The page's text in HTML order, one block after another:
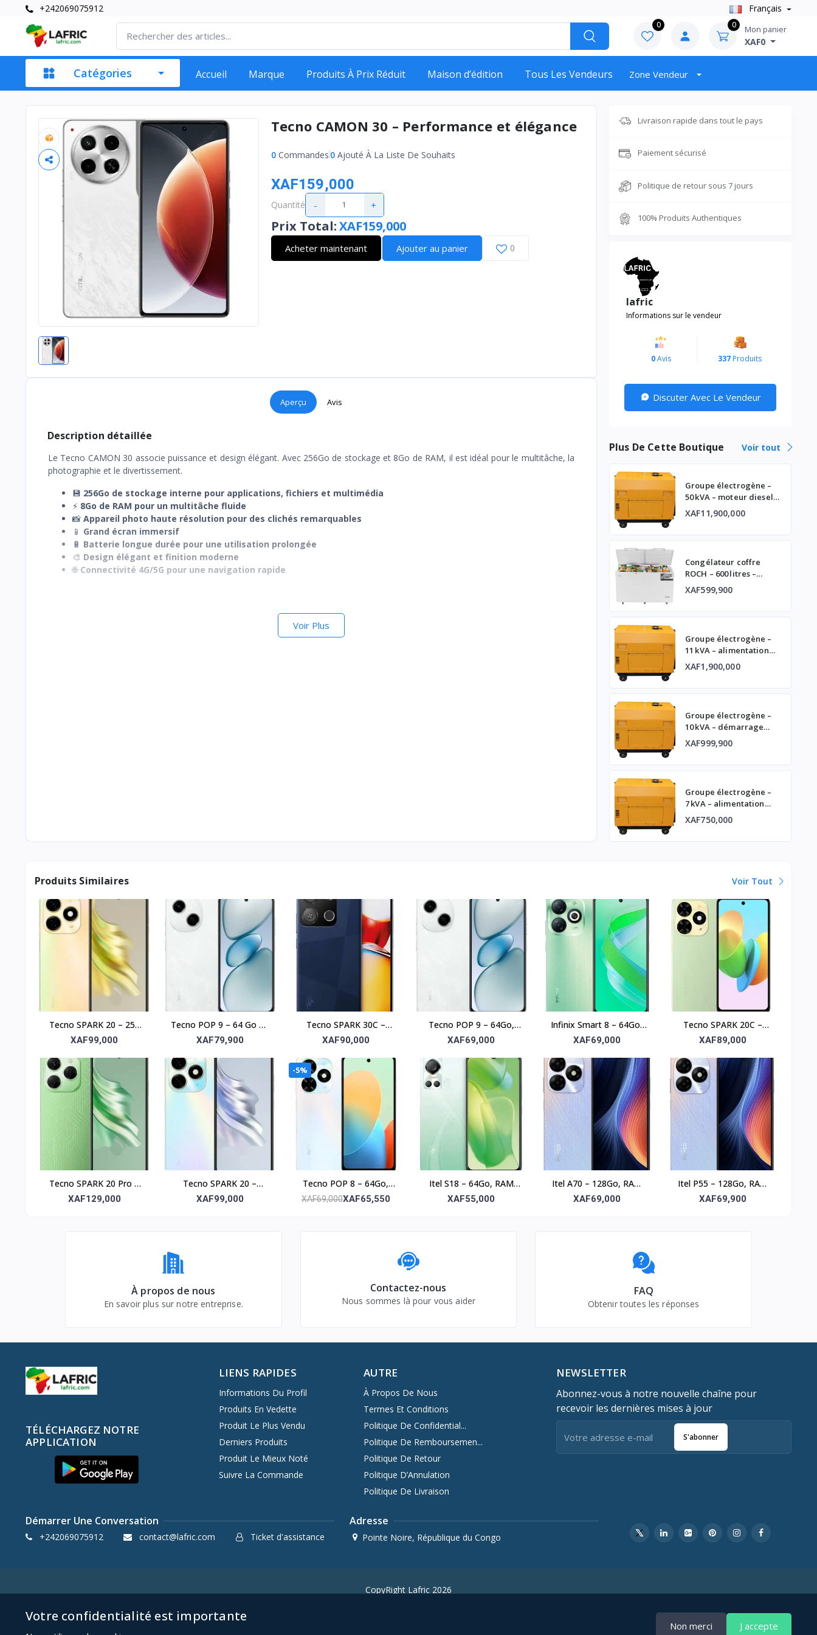
+242069075912 Français
0 0 Mon panier
XAF0
Catégories Accueil Marque Produits À Prix Réduit Maison d’édition Tous Les Vendeurs Zone Vendeur
Tecno CAMON 30 – Performance et élégance
0Commandes 0Ajouté À La Liste De Souhaits
XAF159,000
Quantité - +
Prix Total:XAF159,000
Acheter maintenant Ajouter au panier 0
Aperçu Avis
Description détaillée
Le Tecno CAMON 30 associe puissance et design élégant. Avec 256Go de stockage et 8Go de RAM, il est idéal pour le multitâche, la
photographie et le divertissement.
💾 256Go de stockage interne pour applications, fichiers et multimédia
⚡ 8Go de RAM pour un multitâche fluide
📸 Appareil photo haute résolution pour des clichés remarquables
📱 Grand écran immersif
🔋 Batterie longue durée pour une utilisation prolongée
🎨 Design élégant et finition moderne
🌐 Connectivité 4G/5G pour une navigation rapide
Voir Plus
Livraison rapide dans tout le pays
Paiement sécurisé
Politique de retour sous 7 jours
100% Produits Authentiques
lafric
Informations sur le vendeur
0Avis 337 Produits
Discuter Avec Le Vendeur
Plus De Cette Boutique Voir tout
Groupe électrogène –
50 kVA – moteur diesel
industriel
XAF11,900,000
Congélateur coffre
ROCH – 600 litres –
double porte
XAF599,900
Groupe électrogène –
11 kVA – alimentation
fiable
XAF1,900,000
Groupe électrogène –
10 kVA – démarrage
automatique et
affichage digital
XAF999,900
Groupe électrogène –
7 kVA – alimentation
fiable
XAF750,000
Produits Similaires Voir Tout
Tecno SPARK 20 – 256
Go, 8 Go RAM, écran
XAF99,000
Tecno POP 9 – 64 Go de
stockage, 3 Go de RAM
XAF79,900
Tecno SPARK 30C –
128Go, RAM 4Go, écran
XAF90,000
Tecno POP 9 – 64Go,
RAM 3Go, écran 6.6’’
XAF69,000
Infinix Smart 8 – 64Go,
RAM 4Go, écran 6.6’’
XAF69,000
Tecno SPARK 20C –
256Go, RAM 4Go, écran
XAF89,000
Tecno SPARK 20 Pro –
256Go, RAM 8Go, écran
XAF129,000
Tecno SPARK 20 –
128Go, RAM 8Go, écran
XAF99,000
-5%
Tecno POP 8 – 64Go,
RAM 3Go, écran 6.6’’
XAF69,000XAF65,550
Itel S18 – 64Go, RAM
4Go, Photo 8MP, écran
XAF55,000
Itel A70 – 128Go, RAM
8Go, écran 6.6’’
XAF69,000
Itel P55 – 128Go, RAM
4Go, écran 6.6’’
XAF69,900
À propos de nous
En savoir plus sur notre entreprise.
Contactez-nous
Nous sommes là pour vous aider
FAQ
Obtenir toutes les réponses
TÉLÉCHARGEZ NOTRE
APPLICATION
LIENS RAPIDES
Informations Du Profil
Produits En Vedette
Produit Le Plus Vendu
Derniers Produits
Produit Le Mieux Noté
Suivre La Commande
AUTRE
À Propos De Nous
Termes Et Conditions
Politique De Confidential...
Politique De Remboursemen...
Politique De Retour
Politique D’Annulation
Politique De Livraison
NEWSLETTER
Abonnez-vous à notre nouvelle chaîne pour
recevoir les dernières mises à jour
S'abonner
Démarrer Une Conversation
+242069075912 contact@lafric.com Ticket d'assistance
Adresse
Pointe Noire, République du Congo
CopyRight Lafric 2026
Votre confidentialité est importante
Non merci J accepte